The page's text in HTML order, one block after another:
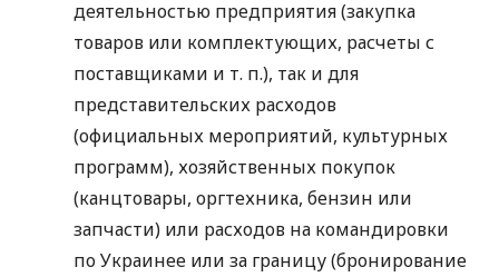
деятельностью предприятия (закупка
товаров или комплектующих, расчеты с
поставщиками и т. п.), так и для
представительских расходов
(официальных мероприятий, культурных
программ), хозяйственных покупок
(канцтовары, оргтехника, бензин или
запчасти) или расходов на командировки
по Украинее или за границу (бронирование